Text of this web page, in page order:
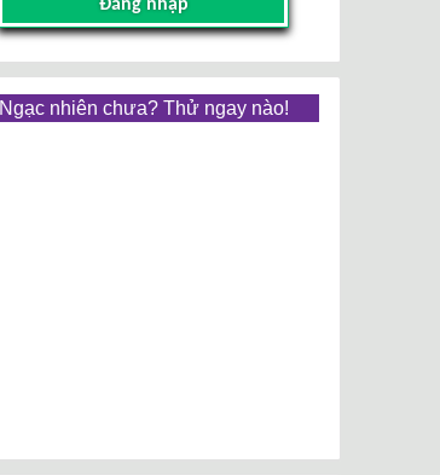
Đăng nhập
Ngạc nhiên chưa? Thử ngay nào!